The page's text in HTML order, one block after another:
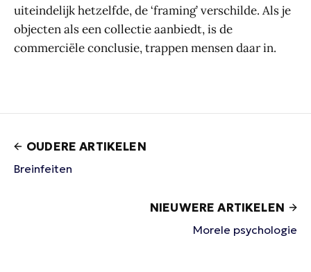
uiteindelijk hetzelfde, de ‘framing’ verschilde. Als je
objecten als een collectie aanbiedt, is de
commerciële conclusie, trappen mensen daar in.
OUDERE ARTIKELEN
Breinfeiten
NIEUWERE ARTIKELEN
Morele psychologie